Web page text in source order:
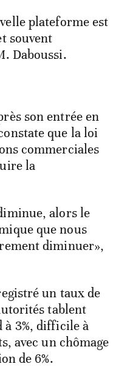
plateforme est
souvent
Daboussi.
son entrée en
que la loi
commerciales
la
alors le
que nous
diminuer»,
un taux de
tablent
3%, difficile à
avec un chômage
de 6%.